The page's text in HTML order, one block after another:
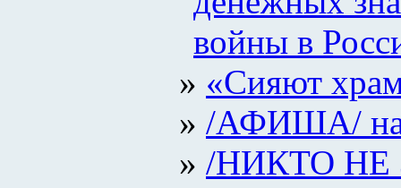
войны в
«Сияют
/АФИША/ на
/НИКТО НЕ